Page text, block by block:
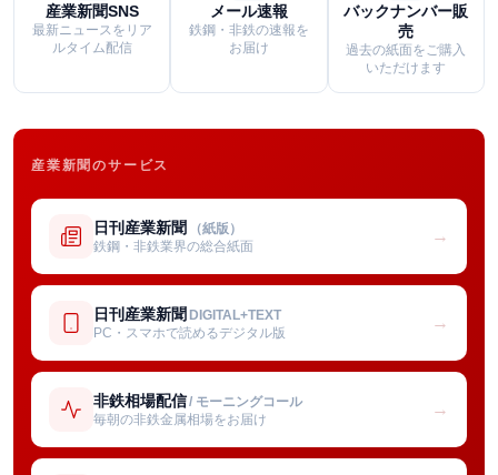
産業新聞SNS
最新ニュースをリア
ルタイム配信
メール速報
鉄鋼・非鉄の速報を
お届け
バックナンバー販
売
過去の紙面をご購入
いただけます
産業新聞のサービス
日刊産業新聞 （紙版）
鉄鋼・非鉄業界の総合紙面
→
日刊産業新聞 DIGITAL+TEXT
PC・スマホで読めるデジタル版
→
非鉄相場配信/ モーニングコール
毎朝の非鉄金属相場をお届け
→